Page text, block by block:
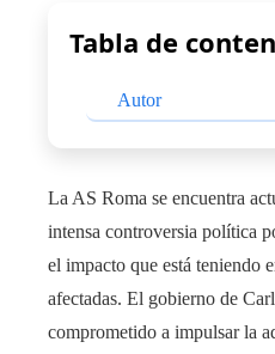
Tabla de
Autor
La AS Roma se encuentra
intensa controversia política
el impacto que está teniendo
afectadas. El gobierno de
comprometido a impulsar la